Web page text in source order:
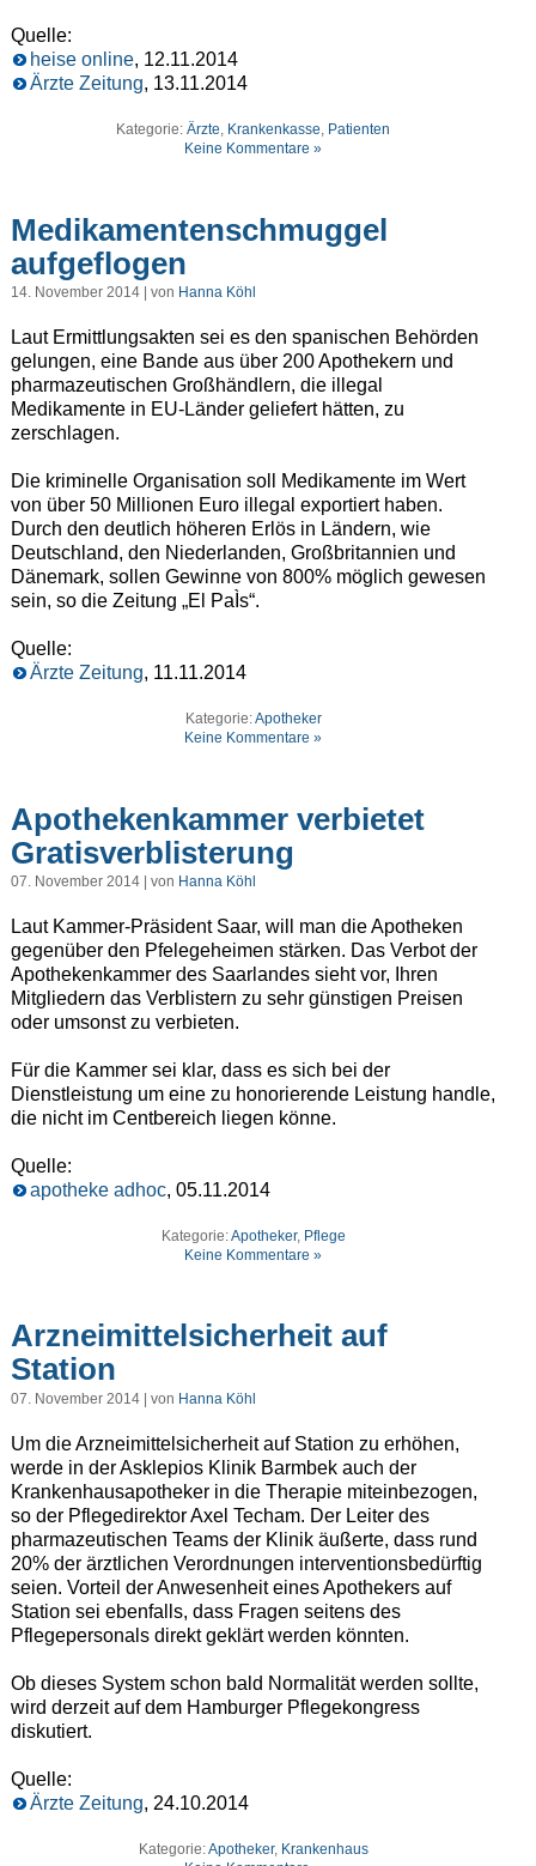
Quelle:
heise online, 12.11.2014
Ärzte Zeitung, 13.11.2014
Kategorie:Ärzte, Krankenkasse, Patienten
Keine Kommentare »
Medikamentenschmuggel
aufgeflogen
14. November 2014 | von Hanna Köhl
Laut Ermittlungsakten sei es den spanischen Behörden
gelungen, eine Bande aus über 200 Apothekern und
pharmazeutischen Großhändlern, die illegal
Medikamente in EU-Länder geliefert hätten, zu
zerschlagen.
Die kriminelle Organisation soll Medikamente im Wert
von über 50 Millionen Euro illegal exportiert haben.
Durch den deutlich höheren Erlös in Ländern, wie
Deutschland, den Niederlanden, Großbritannien und
Dänemark, sollen Gewinne von 800% möglich gewesen
sein, so die Zeitung „El PaÌs“.
Quelle:
Ärzte Zeitung, 11.11.2014
Kategorie:Apotheker
Keine Kommentare »
Apothekenkammer verbietet
Gratisverblisterung
07. November 2014 | von Hanna Köhl
Laut Kammer-Präsident Saar, will man die Apotheken
gegenüber den Pfelegeheimen stärken. Das Verbot der
Apothekenkammer des Saarlandes sieht vor, Ihren
Mitgliedern das Verblistern zu sehr günstigen Preisen
oder umsonst zu verbieten.
Für die Kammer sei klar, dass es sich bei der
Dienstleistung um eine zu honorierende Leistung handle,
die nicht im Centbereich liegen könne.
Quelle:
apotheke adhoc, 05.11.2014
Kategorie:Apotheker, Pflege
Keine Kommentare »
Arzneimittelsicherheit auf
Station
07. November 2014 | von Hanna Köhl
Um die Arzneimittelsicherheit auf Station zu erhöhen,
werde in der Asklepios Klinik Barmbek auch der
Krankenhausapotheker in die Therapie miteinbezogen,
so der Pflegedirektor Axel Techam. Der Leiter des
pharmazeutischen Teams der Klinik äußerte, dass rund
20% der ärztlichen Verordnungen interventionsbedürftig
seien. Vorteil der Anwesenheit eines Apothekers auf
Station sei ebenfalls, dass Fragen seitens des
Pflegepersonals direkt geklärt werden könnten.
Ob dieses System schon bald Normalität werden sollte,
wird derzeit auf dem Hamburger Pflegekongress
diskutiert.
Quelle:
Ärzte Zeitung, 24.10.2014
Kategorie:Apotheker, Krankenhaus